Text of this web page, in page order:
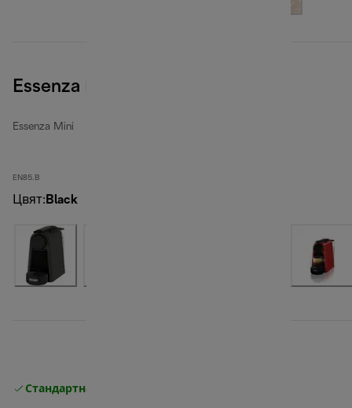
Essenza Mini, Black
Essenza Mini
EN85.B
Цвят: Black
Стандартна безплатна доставка